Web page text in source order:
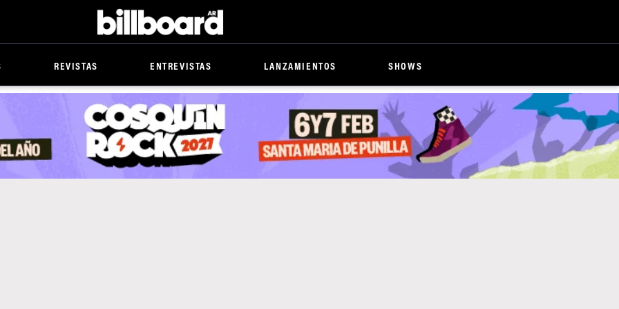
Billboard
REVISTAS ENTREVISTAS LANZAMIENTOS SHOWS